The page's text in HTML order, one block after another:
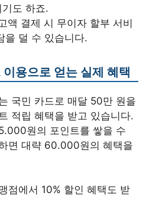
도 하죠.
액 결제 시 무이자 할부 서비
을 덜 수 있습니다.
용으로 얻는 실제 혜택
국민 카드로 매달 50만 원을
적립 혜택을 받고 있습니다.
원의 포인트를 쌓을 수
면 대략 60.000원의 혜택을
점에서 10% 할인 혜택도 받